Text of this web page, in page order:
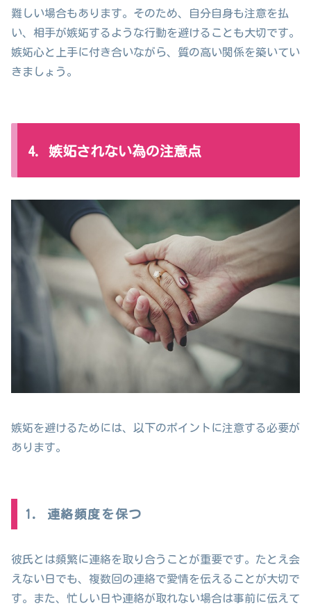
難しい場合もあります。そのため、自分自身も注意を払
い、相手が嫉妬するような行動を避けることも大切です。
嫉妬心と上手に付き合いながら、質の高い関係を築いてい
きましょう。
4. 嫉妬されない為の注意点
嫉妬を避けるためには、以下のポイントに注意する必要が
あります。
1. 連絡頻度を保つ
彼氏とは頻繁に連絡を取り合うことが重要です。たとえ会
えない日でも、複数回の連絡で愛情を伝えることが大切で
す。また、忙しい日や連絡が取れない場合は事前に伝えて